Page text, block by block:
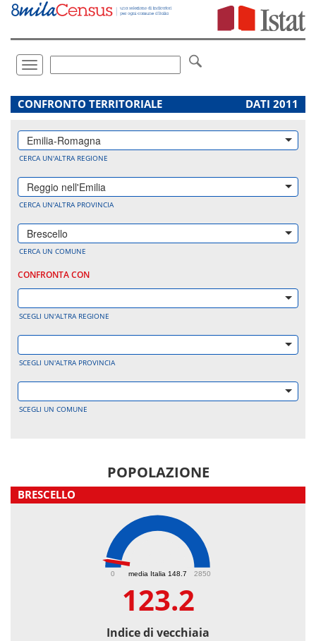
Vai
direttamente
Toggle
navigation
.
CONFRONTO TERRITORIALE DATI 2011
Emilia-Romagna
CERCA UN'ALTRA REGIONE
Reggio nell'Emilia
CERCA UN'ALTRA PROVINCIA
Brescello
CERCA UN COMUNE
CONFRONTA CON
SCEGLI UN'ALTRA REGIONE
SCEGLI UN'ALTRA PROVINCIA
SCEGLI UN COMUNE
POPOLAZIONE
BRESCELLO
media Italia 148.7
0 2850
123.2
Indice di vecchiaia